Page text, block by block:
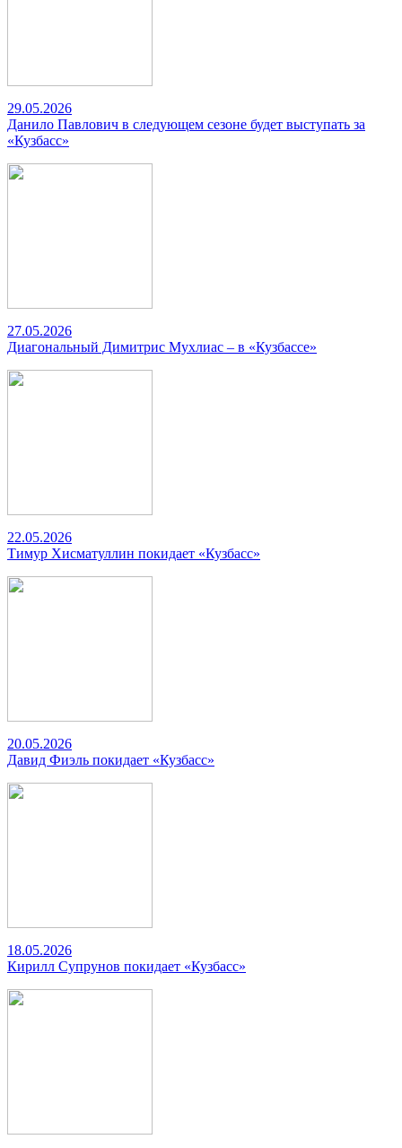
29.05.2026
Данило Павлович в следующем сезоне будет выступать за
«Кузбасс»
27.05.2026
Диагональный Димитрис Мухлиас – в «Кузбассе»
22.05.2026
Тимур Хисматуллин покидает «Кузбасс»
20.05.2026
Давид Фиэль покидает «Кузбасс»
18.05.2026
Кирилл Супрунов покидает «Кузбасс»